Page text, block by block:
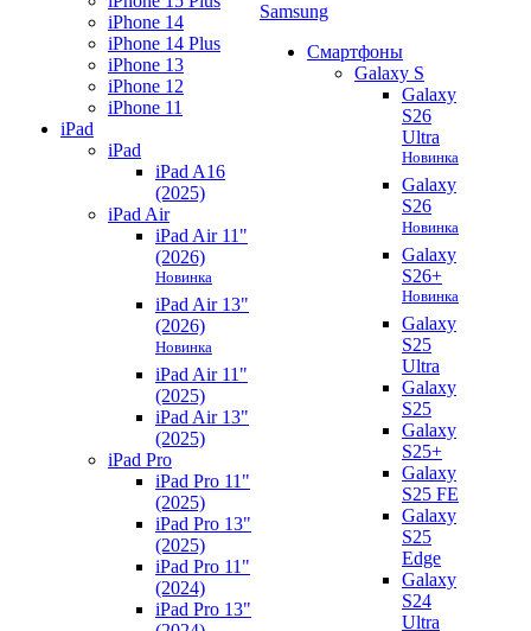
iPhone 14
iPhone 14 Plus
iPhone 13
iPhone 12
iPhone 11
iPad
iPad
iPad A16
(2025)
iPad Air
iPad Air 11"
(2026)
Новинка
iPad Air 13"
(2026)
Новинка
iPad Air 11"
(2025)
iPad Air 13"
(2025)
iPad Pro
iPad Pro 11"
(2025)
iPad Pro 13"
(2025)
iPad Pro 11"
(2024)
iPad Pro 13"
Samsung
Смартфоны
Galaxy S
Galaxy
S26
Ultra
Новинка
Galaxy
S26
Новинка
Galaxy
S26+
Новинка
Galaxy
S25
Ultra
Galaxy
S25
Galaxy
S25+
Galaxy
S25 FE
Galaxy
S25
Edge
Galaxy
S24
Ultra